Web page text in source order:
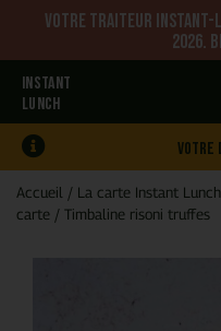
Votre traiteur Instant-
2026.
INSTANT
LUNCH
Votre
Accueil / La carte Instant Lunch
carte / Timbaline risoni truffes